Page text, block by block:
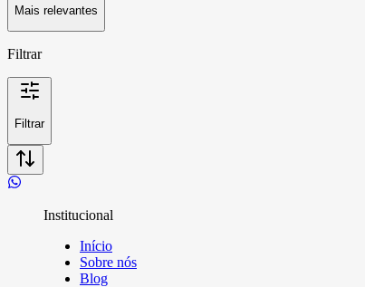
Mais relevantes
Filtrar
Filtrar
Institucional
Início
Sobre nós
Blog